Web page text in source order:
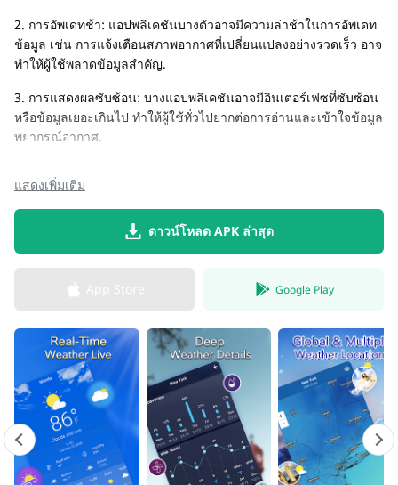
2. การอัพเดทช้า: แอปพลิเคชันบางตัวอาจมีความล่าช้าในการอัพเดท
ข้อมูล เช่น การแจ้งเตือนสภาพอากาศที่เปลี่ยนแปลงอย่างรวดเร็ว อาจ
ทำให้ผู้ใช้พลาดข้อมูลสำคัญ.
3. การแสดงผลซับซ้อน: บางแอปพลิเคชันอาจมีอินเตอร์เฟซที่ซับซ้อน
หรือข้อมูลเยอะเกินไป ทำให้ผู้ใช้ทั่วไปยากต่อการอ่านและเข้าใจข้อมูล
พยากรณ์อากาศ.
แสดงเพิ่มเติม
ดาวน์โหลด APK ล่าสุด
Google Play